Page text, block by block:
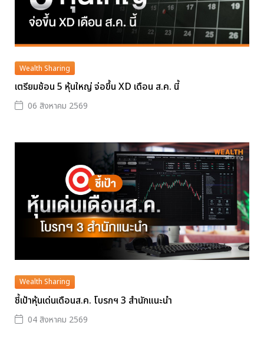
Wealth Sharing
เตรียมช้อน 5 หุ้นใหญ่ จ่อขึ้น XD เดือน ส.ค. นี้
06 สิงหาคม 2569
Wealth Sharing
ชี้เป้าหุ้นเด่นเดือนส.ค. โบรกฯ 3 สำนักแนะนำ
04 สิงหาคม 2569